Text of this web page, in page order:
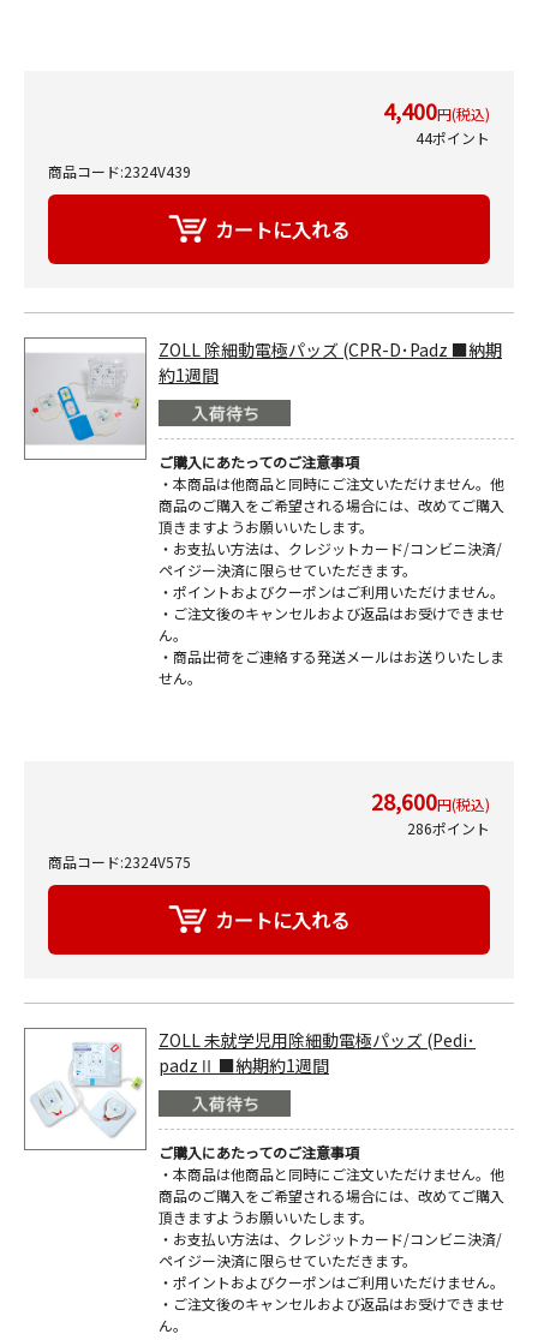
4,400円(税込)
44ポイント
商品コード:2324V439
ZOLL 除細動電極パッズ (CPR-D･Padz ■納期
約1週間
ご購入にあたってのご注意事項
・本商品は他商品と同時にご注文いただけません。他
商品のご購入をご希望される場合には、改めてご購入
頂きますようお願いいたします。
・お支払い方法は、クレジットカード/コンビニ決済/
ペイジー決済に限らせていただきます。
・ポイントおよびクーポンはご利用いただけません。
・ご注文後のキャンセルおよび返品はお受けできませ
ん。
・商品出荷をご連絡する発送メールはお送りいたしま
せん。
28,600円(税込)
286ポイント
商品コード:2324V575
ZOLL 未就学児用除細動電極パッズ (Pedi･
padzⅡ ■納期約1週間
ご購入にあたってのご注意事項
・本商品は他商品と同時にご注文いただけません。他
商品のご購入をご希望される場合には、改めてご購入
頂きますようお願いいたします。
・お支払い方法は、クレジットカード/コンビニ決済/
ペイジー決済に限らせていただきます。
・ポイントおよびクーポンはご利用いただけません。
・ご注文後のキャンセルおよび返品はお受けできませ
ん。